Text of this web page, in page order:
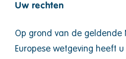
Uw rechten
Op grond van de geldende
Europese wetgeving heeft